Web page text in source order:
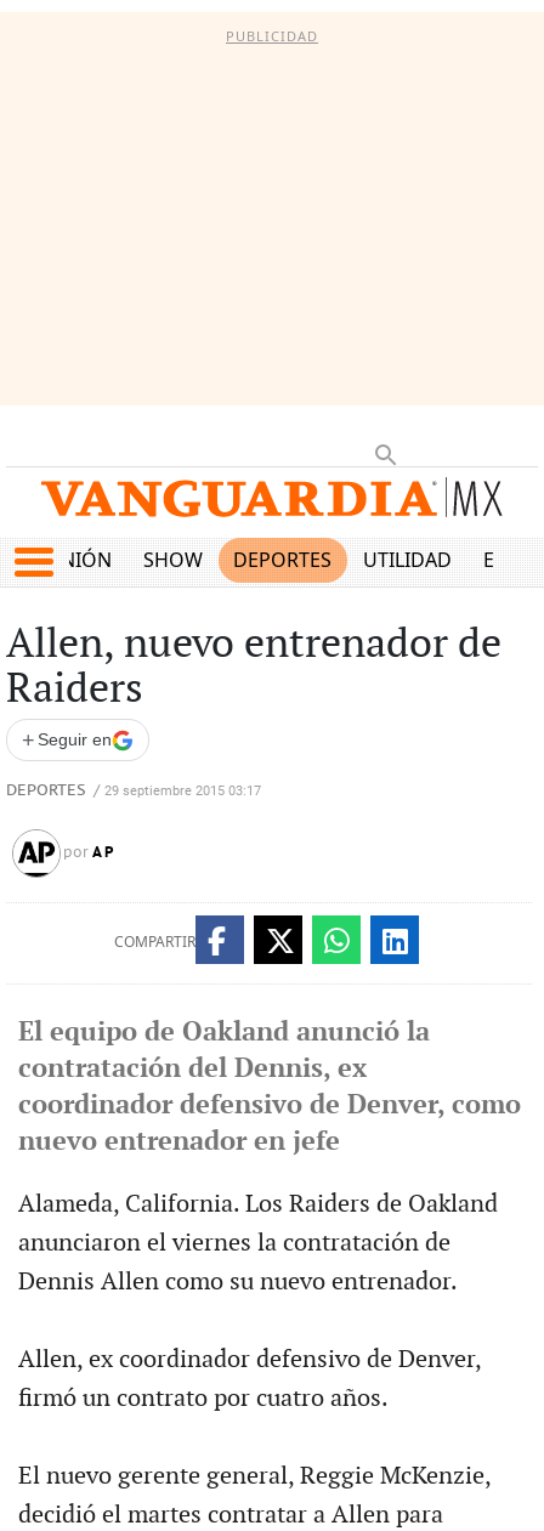
PUBLICIDAD
OPINIÓN SHOW DEPORTES UTILIDAD
Allen, nuevo entrenador de
Raiders
+ Seguir en
DEPORTES / 29 septiembre 2015 03:17
por AP
COMPARTIR
El equipo de Oakland anunció la
contratación del Dennis, ex
coordinador defensivo de Denver, como
nuevo entrenador en jefe
Alameda, California. Los Raiders de Oakland
anunciaron el viernes la contratación de
Dennis Allen como su nuevo entrenador.
Allen, ex coordinador defensivo de Denver,
firmó un contrato por cuatro años.
El nuevo gerente general, Reggie McKenzie,
decidió el martes contratar a Allen para